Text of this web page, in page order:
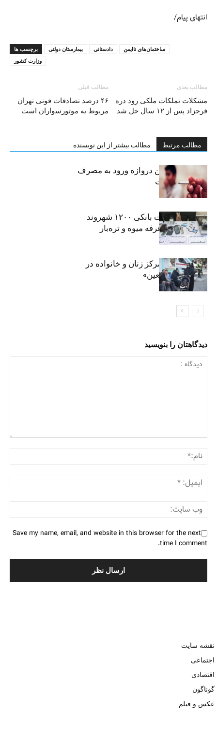
انتهای پیام/
برچسب ها بیمارستان دولتی دادستانی
ساختمان‌های ناایمن
وزارت کشور
مطالب قبلی
۴۶ درصد تصادفات فوتی تهران
مربوط به موتورسواران است
مطالب بعدی
مشکلات تملکات ملکی رود دره
فرحزاد پس از ۱۲ سال حل شد
مطالب مرتبط مطالب بیشتر از این نویسنده
سیگار، مهمترین دروازه ورود به مصرف
موادمخدر است
افشای اطلاعات بانکی ۱۲۰۰ شهروند
تهرانی در یک غرفه میوه و تره‌بار
روایت حضور مرکز زنان و خانواده در
«جاماندگان اربعین»
دیدگاهتان را بنویسید
Save my name, email, and website in this browser for the next
time I comment.
نقشه سایت
اجتماعی
اقتصادی
گوناگون
عکس و فیلم